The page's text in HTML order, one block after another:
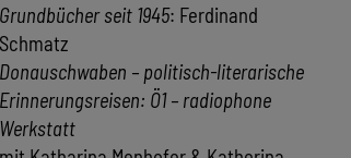
Grundbücher seit 1945: Ferdinand
Schmatz
Donauschwaben – politisch-literarische
Erinnerungsreisen: Ö1 – radiophone
Werkstatt